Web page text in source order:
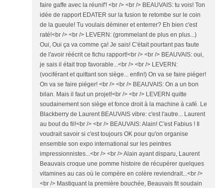
faire gaffe avec la réunif'! <br /> <br /> BEAUVAIS: tu vois! Ton
idée de rapport EDATER sur la fusion te retombe sur le coin
de la gueule! Tu voulais déminer et enterrer? Eh bien c'est
raté!<br /> <br /> LEVERN: (grommelant de plus en plus...)
Oui, Oui ça va comme ça! Je sais! C'était pourtant pas faute
de l'avoir réécrit ce fichu rapport!<br /> <br /> BEAUVAIS: oui,
je sais il était trop favorable...<br /> <br /> LEVERN:
(vociférant et quittant son siège... enfin!) On va se faire piéger!
On va se faire piéger! <br /> <br /> BEAUVAIS: On a un bon
bilan. Mais il faut un projet!<br /> <br /> LEVERN quitte
soudainement son siège et fonce droit à la machine à café. Le
Blackberry de Laurent BEAUVAIS vibre: c'est l'autre... Laurent
au bout du fil!<br /> <br /> BEAUVAIS: Alain! C'est Fabius ! Il
voudrait savoir si c'est toujours OK pour qu'on organise
ensemble son expo international sur les peintres
impressionnistes...<br /> <br /> Alain ayant disparu, Laurent
Beauvais croque une pomme histoire de récupérer quelques
vitamines au cas où le compère en colère reviendrait...<br />
<br /> Mastiquant la première bouchée, Beauvais fit soudain